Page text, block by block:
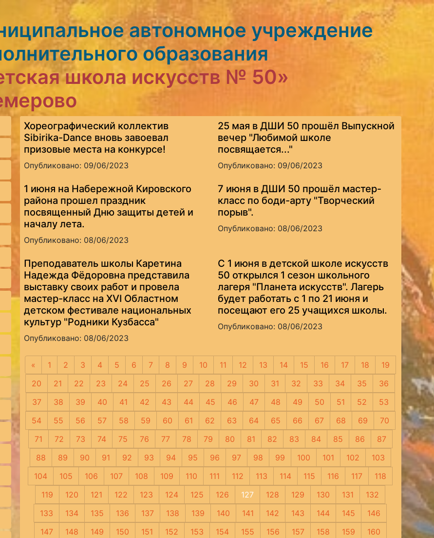
автономное учреждение
образования
школа искусств № 50»
Хореографический коллектив
Sibirika-Dance вновь завоевал
призовые места на конкурсе!
Опубликовано: 09/06/2023
25 мая в ДШИ 50 прошёл Выпускной
вечер "Любимой школе
посвящается..."
Опубликовано: 09/06/2023
1 июня на Набережной Кировского
района прошел праздник
посвященный Дню защиты детей и
началу лета.
Опубликовано: 08/06/2023
7 июня в ДШИ 50 прошёл мастер-
класс по боди-арту "Творческий
порыв".
Опубликовано: 08/06/2023
Преподаватель школы Каретина
Надежда Фёдоровна представила
выставку своих работ и провела
мастер-класс на XVI Областном
детском фестивале национальных
культур "Родники Кузбасса"
Опубликовано: 08/06/2023
С 1 июня в детской школе искусств
50 открылся 1 сезон школьного
лагеря "Планета искусств". Лагерь
будет работать с 1 по 21 июня и
посещают его 25 учащихся школы.
Опубликовано: 08/06/2023
« Предыдущая
1 2 3 4 5 6 7 8 9 10 11 12 13 14 15 16 17 18
19
20
21 22 23 24 25 26 27 28 29 30 31 32 33 34 35
36
37
38 39 40 41 42 43 44 45 46 47 48 49 50 51 52
53
54
55 56 57 58 59 60 61 62 63 64 65 66 67 68 69
70
71
72 73 74 75 76 77 78 79 80 81 82 83 84 85 86
87
88
89 90 91 92 93 94 95 96 97 98 99 100 101 102
103
104
105 106 107 108 109 110 111 112 113 114 115 116 117
118
119
120 121 122 123 124 125 126 127 128 129 130 131
132
133
134 135 136 137 138 139 140 141 142 143 144 145
146
147
148 149 150 151 152 153 154 155 156 157 158 159
160